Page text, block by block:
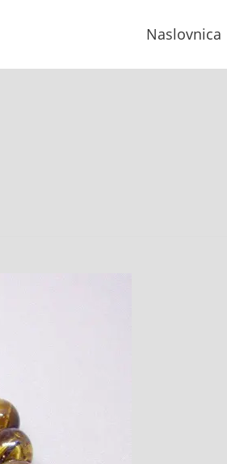
Naslovnica